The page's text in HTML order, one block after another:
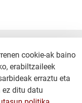
cookie-ak baino
erabiltzaileek
erraztu eta
ez ditu datu